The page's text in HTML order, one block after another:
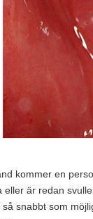
kommer en
eller är redan
snabbt som